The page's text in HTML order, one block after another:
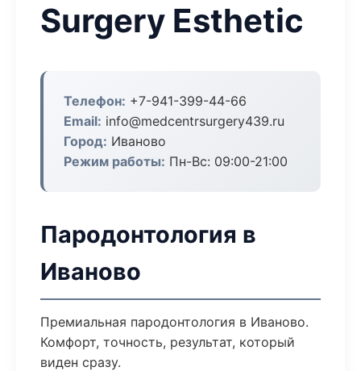
Surgery Esthetic
Телефон: +7-941-399-44-66
Email: info@medcentrsurgery439.ru
Город: Иваново
Режим работы: Пн-Вс: 09:00-21:00
Пародонтология в
Иваново
Премиальная пародонтология в Иваново.
Комфорт, точность, результат, который
виден сразу.